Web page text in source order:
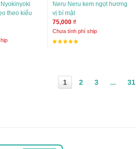
theo kiểu
Neru Neru kem ngọt hương
vị bí mật
75,000 ₫
Chưa tính phí ship
1 2 3 ... 31